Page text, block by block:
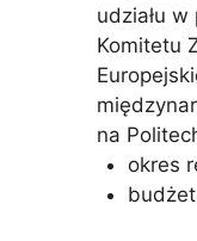
udziału
Komitetu
na
okres